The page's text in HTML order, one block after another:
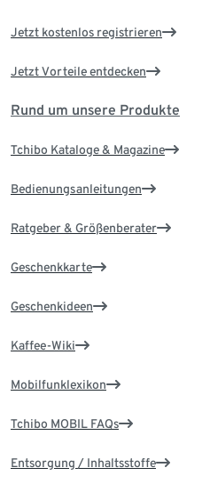
Jetzt kostenlos registrieren
Jetzt Vorteile entdecken
Rund um unsere Produkte
Tchibo Kataloge & Magazine
Bedienungsanleitungen
Ratgeber & Größenberater
Geschenkkarte
Geschenkideen
Kaffee-Wiki
Mobilfunklexikon
Tchibo MOBIL FAQs
Entsorgung / Inhaltsstoffe